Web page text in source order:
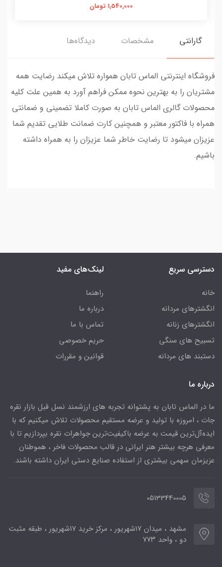
1,540,000 تومان
گارانتی مشخصات دیدگاه‌ها
فروشگاه اینترنتی الماس تابان همواره تلاش میکند رضایت همه
مشتریان را به بهترین نحوه ممکن فراهم آورد به همین علت کلیه
محصولات گالری الماس تابان به صورت کاملا تضمینی و ضمانتی
همراه با فاکتور معتبر و همچنین کارت ضمانت طلایی تقدیم شما
عزیزان میشود تا رضایت خاطر شما عزیزان را به همراه داشته
باشیم.
دسترسی سریع
خانه
انگشترهای مردانه
انگشترهای زنانه
تسبیح های سنگی
دستبند های مردانه
لینک‌های مفید
راهنما
درباره ما
تماس با ما
حریم خصوصی
قوانین و مقررات
درباره ما
ما در الماس تابان به پشتوانه تجربه های ارزشمند نسل قبل بازار نقره
جات ، امروزه با تولید و عرضه مستقیم محصولات تلاش میکنیم که با
ایده‌آل‌ترین قیمت به عرضه باکیفیت‌ترین جواهرات نقره بپردازیم تا با
معرفی هرچه بیشتر هنر ایرانی در قالب محصولات فاخر ، هموطنان
عزیزمان سهمی بیشتری از استفاده صنایع دستی ایران داشته باشند.
05133440005
مشهد ، میدان ۱۷شهریور ، مرکز خرید ۱۷شهریور ، طبقه مثبت
دو ، واحد ۷۷۳